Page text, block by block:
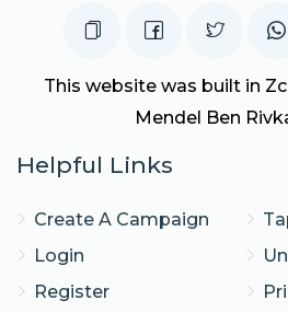
This website was built in
Mendel Ben
Helpful Links
Create A Campaign
Login
Register